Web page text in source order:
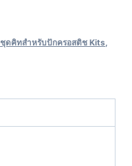
ชุดคิทสำหรับปักครอสติช Kits